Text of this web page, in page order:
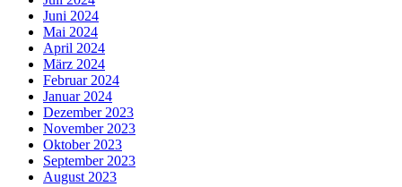
Juni 2024
Mai 2024
April 2024
März 2024
Februar 2024
Januar 2024
Dezember 2023
November 2023
Oktober 2023
September 2023
August 2023